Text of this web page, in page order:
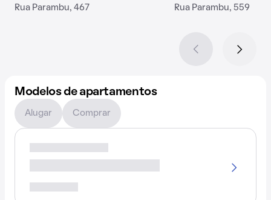
Rua Parambu, 467 Rua Parambu, 559
Modelos de apartamentos
Alugar Comprar